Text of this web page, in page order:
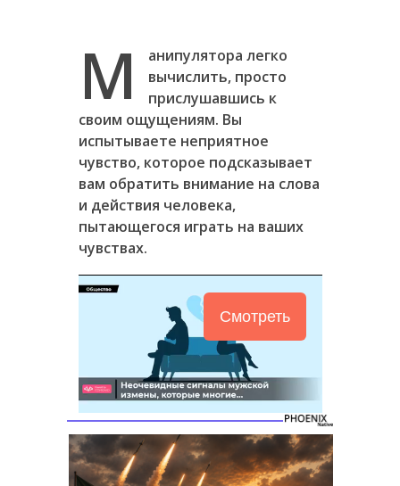
М
анипулятора легко
вычислить, просто
прислушавшись к
своим ощущениям. Вы
испытываете неприятное
чувство, которое подсказывает
вам обратить внимание на слова
и действия человека,
пытающегося играть на ваших
чувствах.
Смотреть